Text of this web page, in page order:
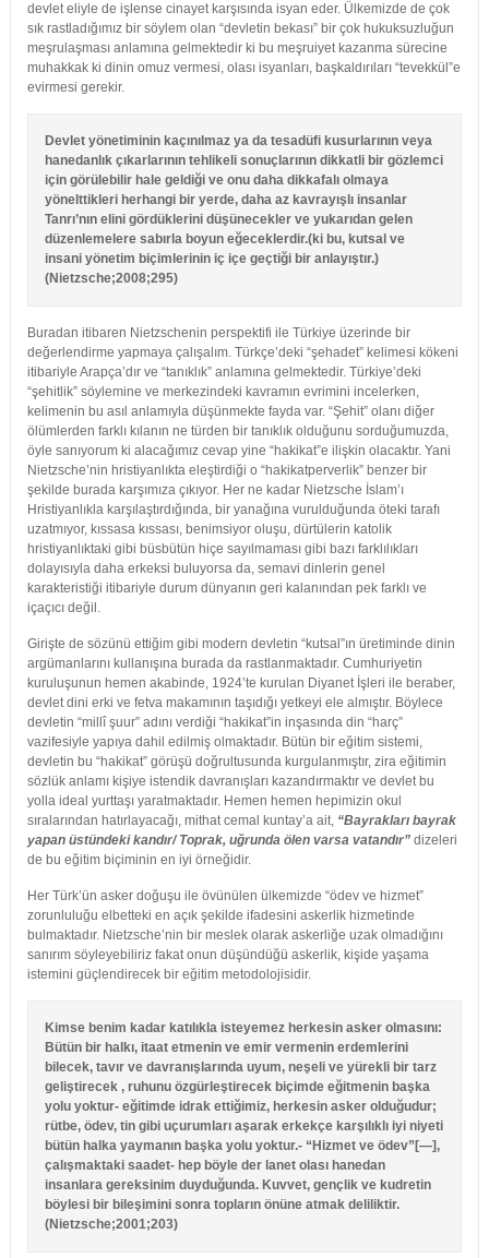
devlet eliyle de işlense cinayet karşısında isyan eder. Ülkemizde de çok
sık rastladığımız bir söylem olan “devletin bekası” bir çok hukuksuzluğun
meşrulaşması anlamına gelmektedir ki bu meşruiyet kazanma sürecine
muhakkak ki dinin omuz vermesi, olası isyanları, başkaldırıları “tevekkül”e
evirmesi gerekir.
Devlet yönetiminin kaçınılmaz ya da tesadüfi kusurlarının veya
hanedanlık çıkarlarının tehlikeli sonuçlarının dikkatli bir gözlemci
için görülebilir hale geldiği ve onu daha dikkafalı olmaya
yönelttikleri herhangi bir yerde, daha az kavrayışlı insanlar
Tanrı’nın elini gördüklerini düşünecekler ve yukarıdan gelen
düzenlemelere sabırla boyun eğeceklerdir.(ki bu, kutsal ve
insani yönetim biçimlerinin iç içe geçtiği bir anlayıştır.)
(Nietzsche;2008;295)
Buradan itibaren Nietzschenin perspektifi ile Türkiye üzerinde bir
değerlendirme yapmaya çalışalım. Türkçe’deki “şehadet” kelimesi kökeni
itibariyle Arapça’dır ve “tanıklık” anlamına gelmektedir. Türkiye’deki
“şehitlik” söylemine ve merkezindeki kavramın evrimini incelerken,
kelimenin bu asıl anlamıyla düşünmekte fayda var. “Şehit” olanı diğer
ölümlerden farklı kılanın ne türden bir tanıklık olduğunu sorduğumuzda,
öyle sanıyorum ki alacağımız cevap yine “hakikat”e ilişkin olacaktır. Yani
Nietzsche’nin hristiyanlıkta eleştirdiği o “hakikatperverlik” benzer bir
şekilde burada karşımıza çıkıyor. Her ne kadar Nietzsche İslam’ı
Hristiyanlıkla karşılaştırdığında, bir yanağına vurulduğunda öteki tarafı
uzatmıyor, kıssasa kıssası, benimsiyor oluşu, dürtülerin katolik
hristiyanlıktaki gibi büsbütün hiçe sayılmaması gibi bazı farklılıkları
dolayısıyla daha erkeksi buluyorsa da, semavi dinlerin genel
karakteristiği itibariyle durum dünyanın geri kalanından pek farklı ve
içaçıcı değil.
Girişte de sözünü ettiğim gibi modern devletin “kutsal”ın üretiminde dinin
argümanlarını kullanışına burada da rastlanmaktadır. Cumhuriyetin
kuruluşunun hemen akabinde, 1924’te kurulan Diyanet İşleri ile beraber,
devlet dini erki ve fetva makamının taşıdığı yetkeyi ele almıştır. Böylece
devletin “millî şuur” adını verdiği “hakikat”in inşasında din “harç”
vazifesiyle yapıya dahil edilmiş olmaktadır. Bütün bir eğitim sistemi,
devletin bu “hakikat” görüşü doğrultusunda kurgulanmıştır, zira eğitimin
sözlük anlamı kişiye istendik davranışları kazandırmaktır ve devlet bu
yolla ideal yurttaşı yaratmaktadır. Hemen hemen hepimizin okul
sıralarından hatırlayacağı, mithat cemal kuntay’a ait, “Bayrakları bayrak
yapan üstündeki kandır/ Toprak, uğrunda ölen varsa vatandır” dizeleri
de bu eğitim biçiminin en iyi örneğidir.
Her Türk’ün asker doğuşu ile övünülen ülkemizde “ödev ve hizmet”
zorunluluğu elbetteki en açık şekilde ifadesini askerlik hizmetinde
bulmaktadır. Nietzsche’nin bir meslek olarak askerliğe uzak olmadığını
sanırım söyleyebiliriz fakat onun düşündüğü askerlik, kişide yaşama
istemini güçlendirecek bir eğitim metodolojisidir.
Kimse benim kadar katılıkla isteyemez herkesin asker olmasını:
Bütün bir halkı, itaat etmenin ve emir vermenin erdemlerini
bilecek, tavır ve davranışlarında uyum, neşeli ve yürekli bir tarz
geliştirecek , ruhunu özgürleştirecek biçimde eğitmenin başka
yolu yoktur- eğitimde idrak ettiğimiz, herkesin asker olduğudur;
rütbe, ödev, tin gibi uçurumları aşarak erkekçe karşılıklı iyi niyeti
bütün halka yaymanın başka yolu yoktur.- “Hizmet ve ödev”[—],
çalışmaktaki saadet- hep böyle der lanet olası hanedan
insanlara gereksinim duyduğunda. Kuvvet, gençlik ve kudretin
böylesi bir bileşimini sonra topların önüne atmak deliliktir.
(Nietzsche;2001;203)